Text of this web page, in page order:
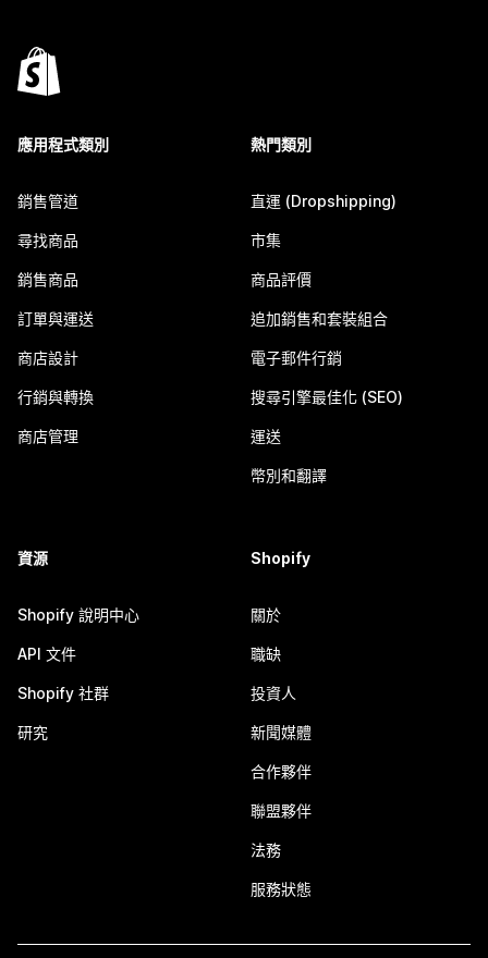
應用程式類別
銷售管道
尋找商品
銷售商品
訂單與運送
商店設計
行銷與轉換
商店管理
熱門類別
直運 (Dropshipping)
市集
商品評價
追加銷售和套裝組合
電子郵件行銷
搜尋引擎最佳化 (SEO)
運送
幣別和翻譯
資源
Shopify 說明中心
API 文件
Shopify 社群
研究
Shopify
關於
職缺
投資人
新聞媒體
合作夥伴
聯盟夥伴
法務
服務狀態